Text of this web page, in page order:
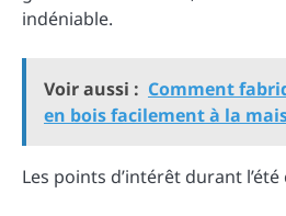
indéniable.
Voir aussi : Comment
en bois facilement à la
Les points d’intérêt durant